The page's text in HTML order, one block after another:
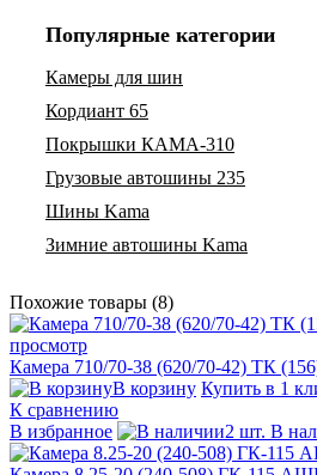
Популярные категории
Камеры для шин
Кордиант 65
Покрышки КАМА-310
Грузовые автошины 235
Шины Kama
Зимние автошины Kama
Похожие товары (8)
просмотр
Камера 710/70-38 (620/70-42) ТК
В корзину Купить в 1
К сравнению
В избранное
2 шт. В